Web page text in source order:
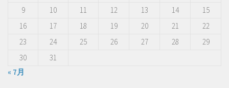
9
10 11 12 13 14
15
16
17 18 19 20 21
22
23
24 25 26 27 28
29
30
31
« 7月